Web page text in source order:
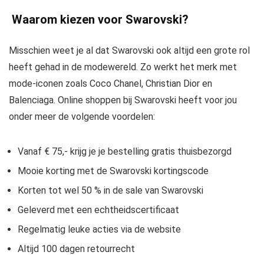
Waarom kiezen voor Swarovski?
Misschien weet je al dat Swarovski ook altijd een grote rol
heeft gehad in de modewereld. Zo werkt het merk met
mode-iconen zoals Coco Chanel, Christian Dior en
Balenciaga. Online shoppen bij Swarovski heeft voor jou
onder meer de volgende voordelen:
Vanaf € 75,- krijg je je bestelling gratis thuisbezorgd
Mooie korting met de Swarovski kortingscode
Korten tot wel 50 % in de sale van Swarovski
Geleverd met een echtheidscertificaat
Regelmatig leuke acties via de website
Altijd 100 dagen retourrecht